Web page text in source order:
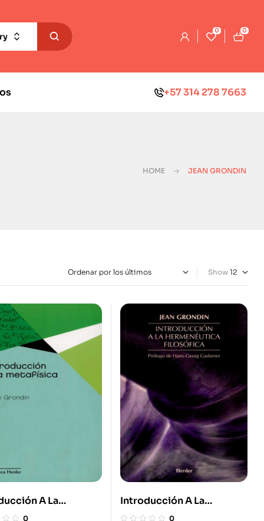
0 0
+57 314 278 7663
HOME JEAN GRONDIN
Show
A La
0
Introducción A La
Hermenéutica Filosófica
0